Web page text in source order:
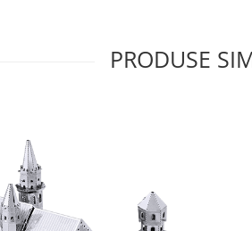
PRODUSE